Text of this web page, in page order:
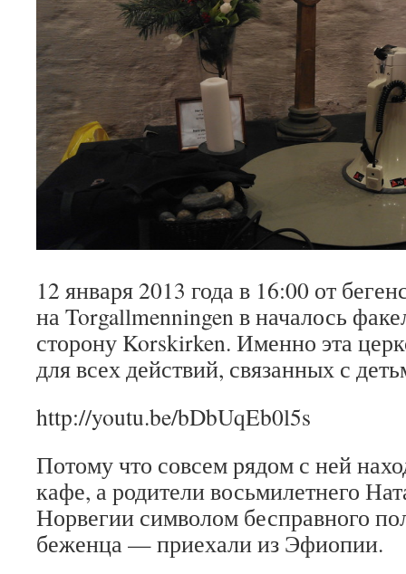
12 января 2013 года в 16:00 от
на Torgallmenningen в началось
сторону Korskirken. Именно эта
для всех действий, связанных с
http://youtu.be/bDbUqEb0l5s
Потому что совсем рядом с ней
кафе, а родители восьмилетнего
Норвегии символом бесправного
беженца — приехали из Эфиопии.